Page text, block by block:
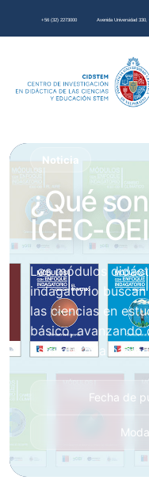
+56 (32) 2273000 Avenida Universidad
Noticia
¿Qué
ICEC-
Los módulos
indagatorio
las ciencias en
básico, avanzando
estructurada
Fecha de